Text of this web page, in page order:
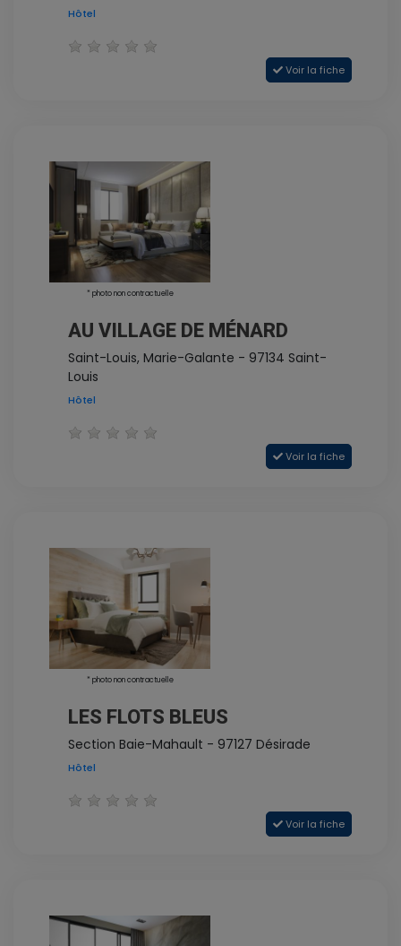
Hôtel
Voir la fiche
* photo non contractuelle
AU VILLAGE DE MÉNARD
Saint-Louis, Marie-Galante - 97134 Saint-
Louis
Hôtel
Voir la fiche
* photo non contractuelle
LES FLOTS BLEUS
Section Baie-Mahault - 97127 Désirade
Hôtel
Voir la fiche